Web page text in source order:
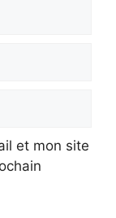
et mon site